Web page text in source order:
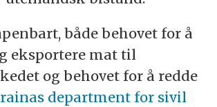
både behovet for å
eksportere mat til
og behovet for å redde
department for sivil